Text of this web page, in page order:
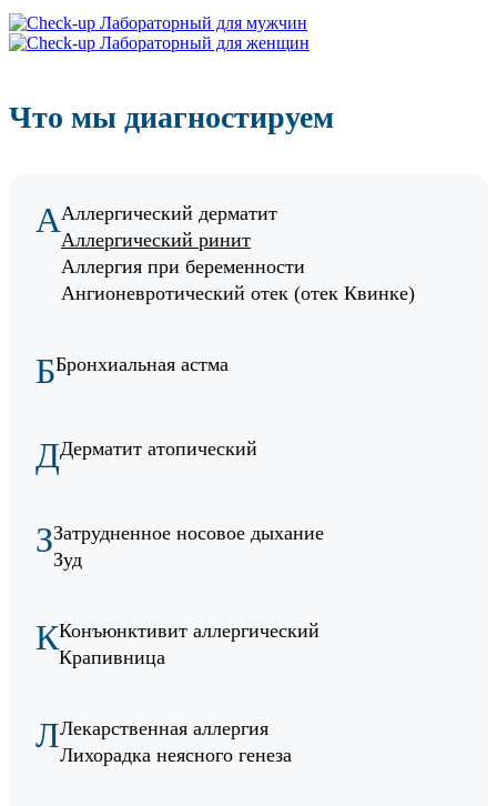
Что мы диагностируем
ААллергический дерматит
Аллергический ринит
Аллергия при беременности
Ангионевротический отек (отек Квинке)
ББронхиальная астма
ДДерматит атопический
ЗЗатрудненное носовое дыхание
Зуд
ККонъюнктивит аллергический
Крапивница
ЛЛекарственная аллергия
Лихорадка неясного генеза